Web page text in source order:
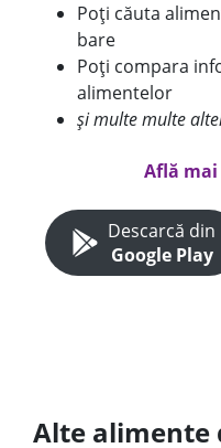
Poți căuta
bare
Poți compara
alimentelor
și multe multe
Află
Descarcă din
Google Play
Alte alimente